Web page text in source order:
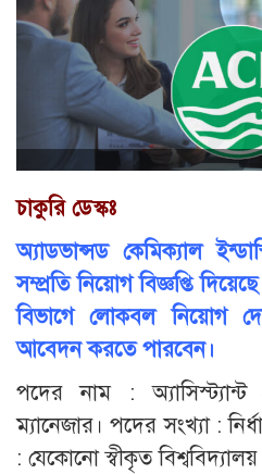
চাকুরি ডেস্কঃ
অ্যাডভান্সড কেমিক্যাল
সম্প্রতি নিয়োগ বিজ্ঞপ্তি
বিভাগে লোকবল নিয়োগ
আবেদন করতে পারবেন।
পদের নাম : অ্যাসিস্ট্যান্ট
ম্যানেজার। পদের সংখ্যা :
: যেকোনো স্বীকৃত